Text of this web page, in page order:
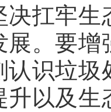
决扛牢
展。要
认识垃
升以及